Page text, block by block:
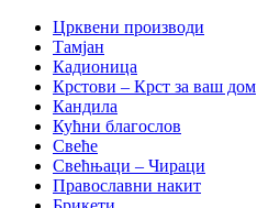
Црквени производи
Тамјан
Кадионица
Крстови – Крст за ваш дом
Кандила
Кућни благослов
Свеће
Свећњаци – Чираци
Православни накит